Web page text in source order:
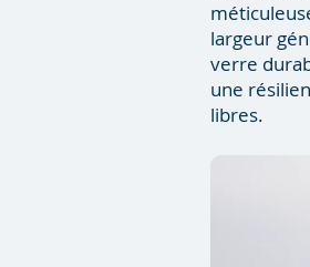
largeur
verre
une
libres.